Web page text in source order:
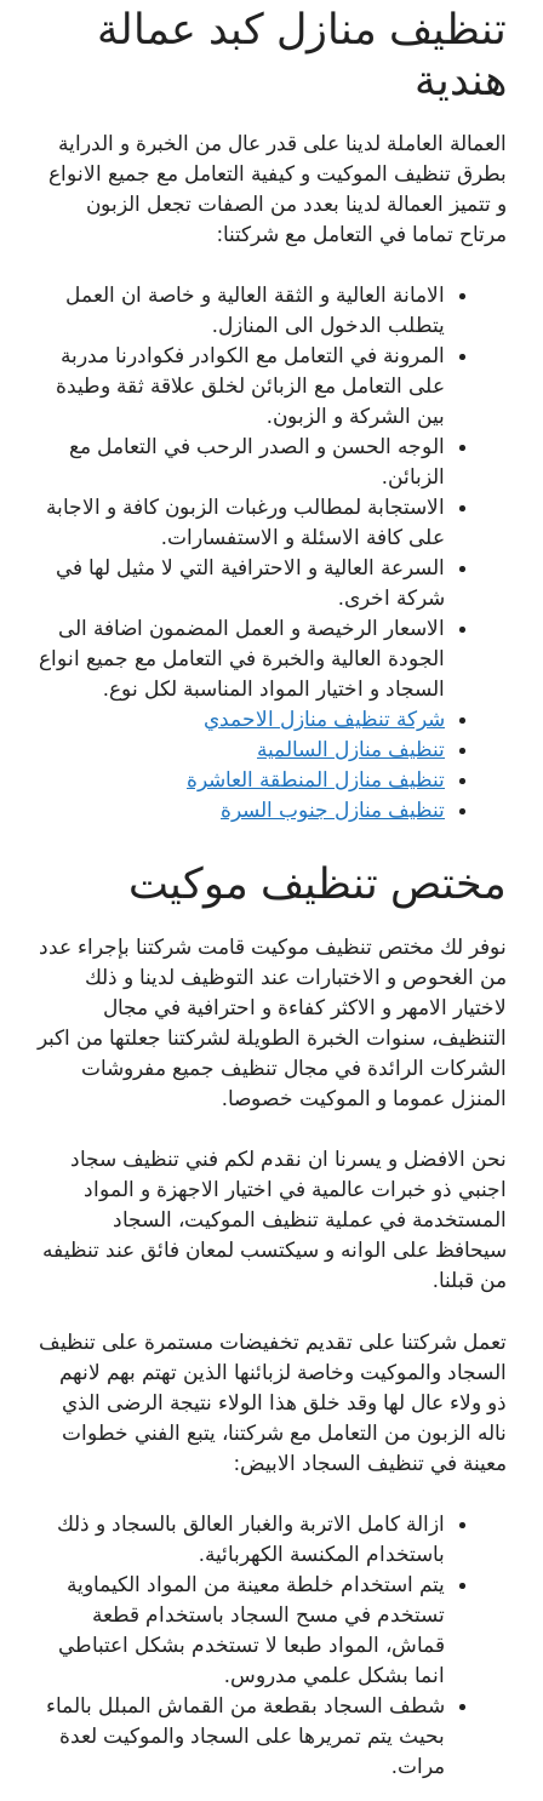
تنظيف منازل كبد عمالة
هندية
العمالة العاملة لدينا على قدر عال من الخبرة و الدراية
بطرق تنظيف الموكيت و كيفية التعامل مع جميع الانواع
و تتميز العمالة لدينا بعدد من الصفات تجعل الزبون
مرتاح تماما في التعامل مع شركتنا:
الامانة العالية و الثقة العالية و خاصة ان العمل
يتطلب الدخول الى المنازل.
المرونة في التعامل مع الكوادر فكوادرنا مدربة
على التعامل مع الزبائن لخلق علاقة ثقة وطيدة
بين الشركة و الزبون.
الوجه الحسن و الصدر الرحب في التعامل مع
الزبائن.
الاستجابة لمطالب ورغبات الزبون كافة و الاجابة
على كافة الاسئلة و الاستفسارات.
السرعة العالية و الاحترافية التي لا مثيل لها في
شركة اخرى.
الاسعار الرخيصة و العمل المضمون اضافة الى
الجودة العالية والخبرة في التعامل مع جميع انواع
السجاد و اختيار المواد المناسبة لكل نوع.
شركة تنظيف منازل الاحمدي
تنظيف منازل السالمية
تنظيف منازل المنطقة العاشرة
تنظيف منازل جنوب السرة
مختص تنظيف موكيت
نوفر لك مختص تنظيف موكيت قامت شركتنا بإجراء عدد
من الغحوص و الاختبارات عند التوظيف لدينا و ذلك
لاختيار الامهر و الاكثر كفاءة و احترافية في مجال
التنظيف، سنوات الخبرة الطويلة لشركتنا جعلتها من اكبر
الشركات الرائدة في مجال تنظيف جميع مفروشات
المنزل عموما و الموكيت خصوصا.
نحن الافضل و يسرنا ان نقدم لكم فني تنظيف سجاد
اجنبي ذو خبرات عالمية في اختيار الاجهزة و المواد
المستخدمة في عملية تنظيف الموكيت، السجاد
سيحافظ على الوانه و سيكتسب لمعان فائق عند تنظيفه
من قبلنا.
تعمل شركتنا على تقديم تخفيضات مستمرة على تنظيف
السجاد والموكيت وخاصة لزبائنها الذين تهتم بهم لانهم
ذو ولاء عال لها وقد خلق هذا الولاء نتيجة الرضى الذي
ناله الزبون من التعامل مع شركتنا، يتبع الفني خطوات
معينة في تنظيف السجاد الابيض:
ازالة كامل الاتربة والغبار العالق بالسجاد و ذلك
باستخدام المكنسة الكهربائية.
يتم استخدام خلطة معينة من المواد الكيماوية
تستخدم في مسح السجاد باستخدام قطعة
قماش، المواد طبعا لا تستخدم بشكل اعتباطي
انما بشكل علمي مدروس.
شطف السجاد بقطعة من القماش المبلل بالماء
بحيث يتم تمريرها على السجاد والموكيت لعدة
مرات.